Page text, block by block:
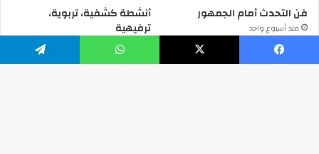
فن التحدث أمام الجمهور
منذ أسبوع واحد
أنشطة كشفية، تربوية،
ترفيهية
منذ أسبوع واحد
فيسبوك ‫X واتساب تيلقرام